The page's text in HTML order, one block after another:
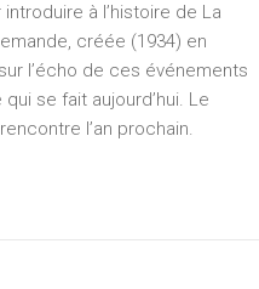
à l’histoire de La
créée (1934) en
l’écho de ces événements
se fait aujourd’hui. Le
l’an prochain.